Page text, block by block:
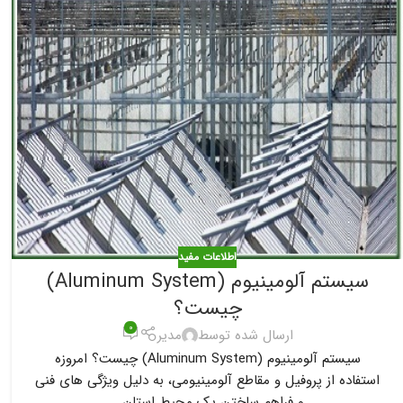
اطلاعات مفید
سیستم آلومینیوم (Aluminum System)
چیست؟
ارسال شده توسط مدیر ۰
سیستم آلومینیوم (Aluminum System) چیست؟ امروزه
استفاده از پروفیل و مقاطع آلومینیومی، به دلیل ویژگی های فنی